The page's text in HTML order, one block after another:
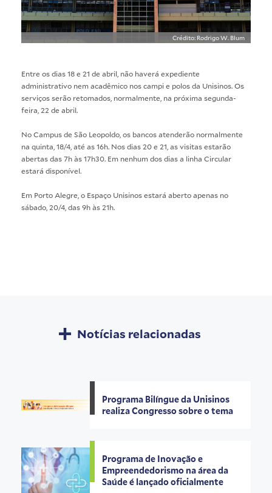
Crédito: Rodrigo W. Blum
Entre os dias 18 e 21 de abril, não haverá expediente
administrativo nem acadêmico nos campi e polos da Unisinos. Os
serviços serão retomados, normalmente, na próxima segunda-
feira, 22 de abril.
No Campus de São Leopoldo, os bancos atenderão normalmente
na quinta, 18/4, até as 16h. Nos dias 20 e 21, as visitas estarão
abertas das 7h às 17h30. Em nenhum dos dias a linha Circular
estará disponível.
Em Porto Alegre, o Espaço Unisinos estará aberto apenas no
sábado, 20/4, das 9h às 21h.
Notícias relacionadas
Programa Bilíngue da Unisinos
realiza Congresso sobre o tema
Programa de Inovação e
Empreendedorismo na área da
Saúde é lançado oficialmente